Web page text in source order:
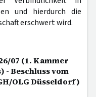
und hierdurch die
erschwert wird.
07 (1. Kammer
- Beschluss vom
OLG Düsseldorf)